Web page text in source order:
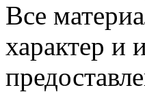
Все
характер и